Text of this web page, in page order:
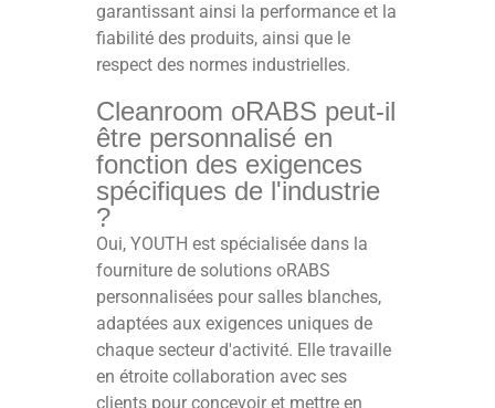
garantissant ainsi la performance et la
fiabilité des produits, ainsi que le
respect des normes industrielles.
Cleanroom oRABS peut-il
être personnalisé en
fonction des exigences
spécifiques de l'industrie
?
Oui, YOUTH est spécialisée dans la
fourniture de solutions oRABS
personnalisées pour salles blanches,
adaptées aux exigences uniques de
chaque secteur d'activité. Elle travaille
en étroite collaboration avec ses
clients pour concevoir et mettre en